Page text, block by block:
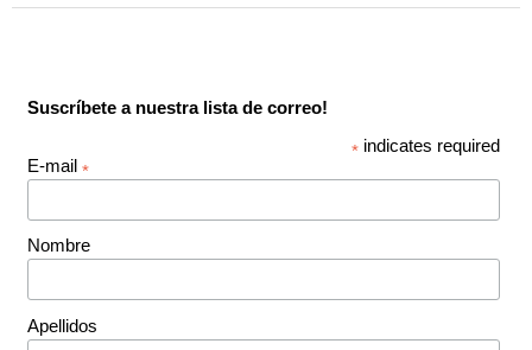
Suscríbete a nuestra lista de correo!
* indicates required
E-mail *
Nombre
Apellidos